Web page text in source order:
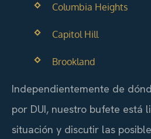
Columbia Heights
Capitol Hill
Brookland
Independientemente de
por DUI, nuestro bufete está
situación y discutir las